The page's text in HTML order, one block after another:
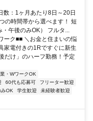
等）
数：1ヶ月あたり8日～20日
の時間帯から選べます！ 短
午後のみOK） フルタ...
ーク■■ ＼お金と住まいの悩
家電付きの1Rですぐに新生
だけ」のハーフ勤務！予定
・WワークOK
60代も応募可
フリーター歓迎
OK 学生歓迎
未経験者歓迎